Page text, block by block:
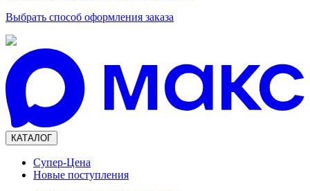
Выбрать способ оформления заказа
КАТАЛОГ
Супер-Цена
Новые поступления